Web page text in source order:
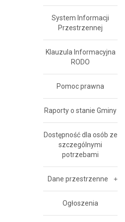
System Informacji
Przestrzennej
Klauzula Informacyjna
RODO
Pomoc prawna
Raporty o stanie Gminy
Dostępność dla osób ze
szczególnymi
potrzebami
Dane przestrzenne
Ogłoszenia